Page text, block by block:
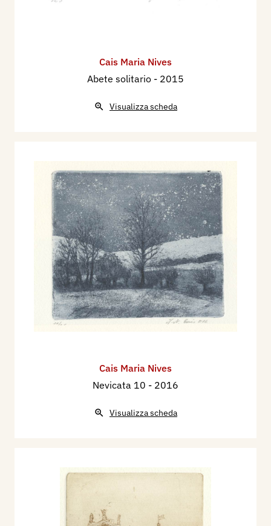
Cais Maria Nives
Abete solitario - 2015
Visualizza scheda
Cais Maria Nives
Nevicata 10 - 2016
Visualizza scheda